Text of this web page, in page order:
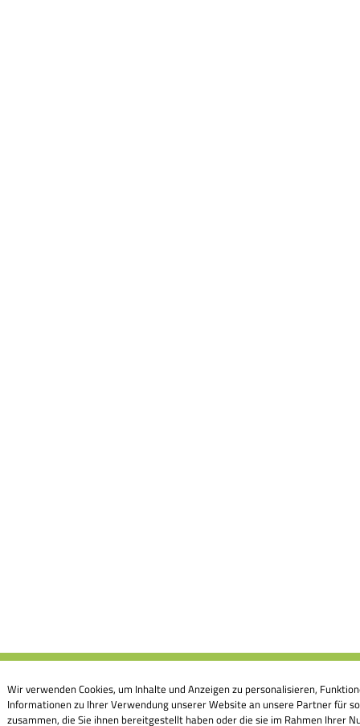
Wir verwenden Cookies, um Inhalte und Anzeigen zu personalisieren,
Informationen zu Ihrer Verwendung unserer Website an unsere Partner für
zusammen, die Sie ihnen bereitgestellt haben oder die sie im Rahmen Ihrer